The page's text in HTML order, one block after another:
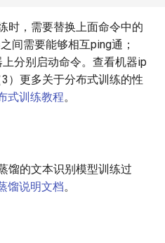
时，需要替换上面命令中的
间需要能够相互ping通；
上分别启动命令。查看机器ip
3）更多关于分布式训练的性
式训练教程。
馏的文本识别模型训练过
馏说明文档。